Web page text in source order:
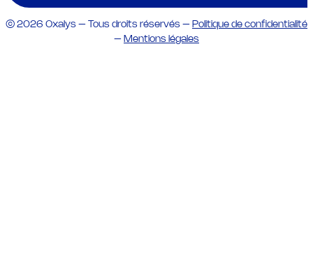
© 2026 Oxalys – Tous droits réservés – Politique de confidentialité
– Mentions légales